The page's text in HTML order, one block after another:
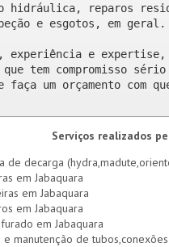
hidráulica, reparos
e esgotos, em geral.
experiência e expertise,
tem compromisso
faça um orçamento com
Serviços realizados
de decarga
em Jabaquara
em Jabaquara
em Jabaquara
em Jabaquara
e manutenção de